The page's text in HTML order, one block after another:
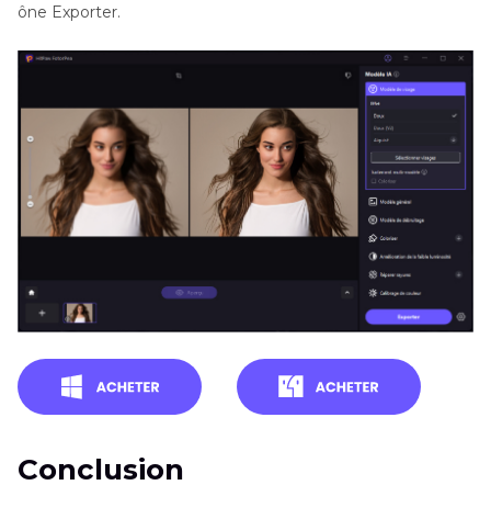
ône Exporter.
Conclusion